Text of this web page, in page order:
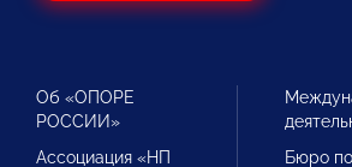
Об «ОПОРЕ
РОССИИ»
Ассоциация «НП
Бюро